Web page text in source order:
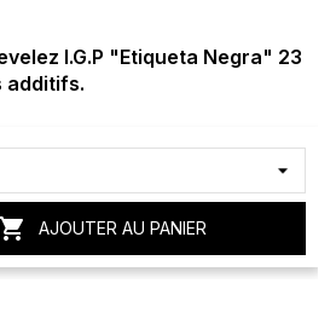
I.G.P "Etiqueta Negra" 23
additifs.
 AJOUTER AU PANIER